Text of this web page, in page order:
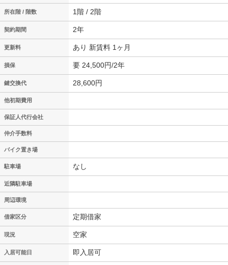
所在階 / 階数 1階 / 2階
契約期間 2年
更新料 あり 新賃料 1ヶ月
損保 要 24,500円/2年
鍵交換代 28,600円
他初期費用
保証人代行会社
仲介手数料
バイク置き場
駐車場 なし
近隣駐車場
周辺環境
借家区分 定期借家
現況 空家
入居可能日 即入居可